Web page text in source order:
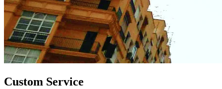
Custom Service